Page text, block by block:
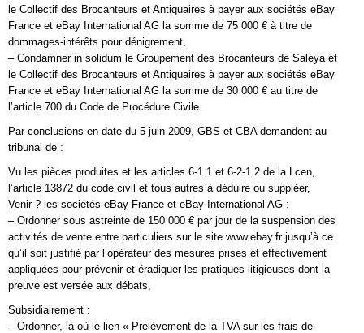
le Collectif des Brocanteurs et Antiquaires à payer aux sociétés eBay
France et eBay International AG la somme de 75 000 € à titre de
dommages-intérêts pour dénigrement,
– Condamner in solidum le Groupement des Brocanteurs de Saleya et
le Collectif des Brocanteurs et Antiquaires à payer aux sociétés eBay
France et eBay International AG la somme de 30 000 € au titre de
l’article 700 du Code de Procédure Civile.
Par conclusions en date du 5 juin 2009, GBS et CBA demandent au
tribunal de :
Vu les pièces produites et les articles 6-1.1 et 6-2-1.2 de la Lcen,
l’article 13872 du code civil et tous autres à déduire ou suppléer,
Venir ? les sociétés eBay France et eBay International AG :
– Ordonner sous astreinte de 150 000 € par jour de la suspension des
activités de vente entre particuliers sur le site www.ebay.fr jusqu’à ce
qu’il soit justifié par l’opérateur des mesures prises et effectivement
appliquées pour prévenir et éradiquer les pratiques litigieuses dont la
preuve est versée aux débats,
Subsidiairement :
– Ordonner, là où le lien « Prélèvement de la TVA sur les frais de